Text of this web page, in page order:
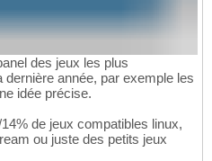
des jeux les plus
année, par exemple les
idée précise.
de jeux compatibles linux,
ou juste des petits jeux